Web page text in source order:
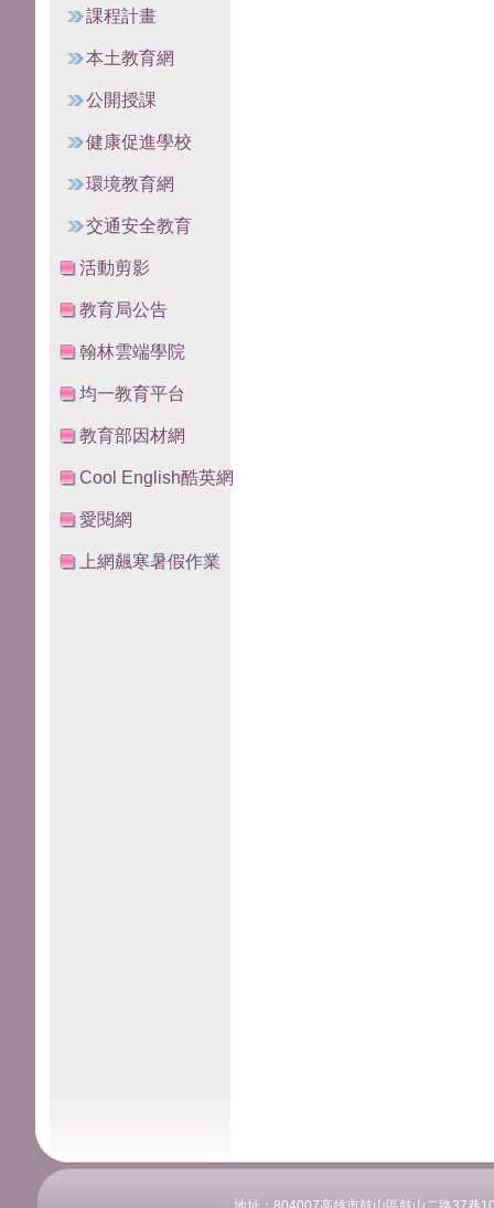
課程計畫
本土教育網
公開授課
健康促進學校
環境教育網
交通安全教育
活動剪影
教育局公告
翰林雲端學院
均一教育平台
教育部因材網
Cool English酷英網
愛閱網
上網飆寒暑假作業